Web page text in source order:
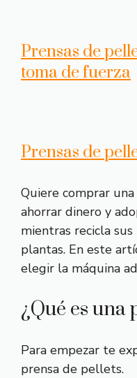
Prensas de
toma de fuerza
Prensas de
Quiere comprar
ahorrar dinero y
mientras recicla
plantas. En este
elegir la máquina
¿Qué es una
Para empezar te
prensa de pellets.